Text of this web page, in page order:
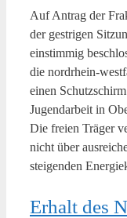
Auf Antrag der
der gestrigen
einstimmig
die nordrhein-
einen
Jugendarbeit in
Die freien Träger
nicht über
steigenden
Erhalt des